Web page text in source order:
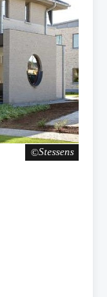
Stessens